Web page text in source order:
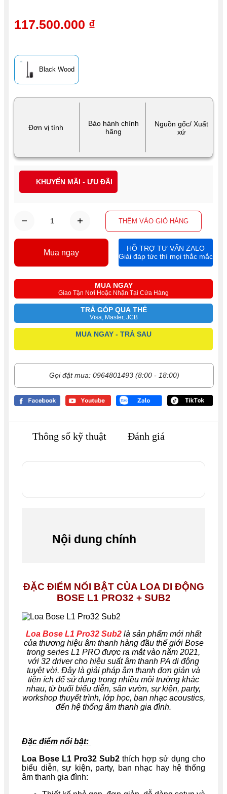
Đơn vị tính
Bảo hành chính
hãng
Nguồn gốc/ Xuất
xứ
Black Wood
THÊM VÀO GIỎ HÀNG
MUA NGAY
Giao Tận Nơi Hoặc Nhận Tại Cửa Hàng
TRẢ GÓP QUA THẺ
Visa, Master, JCB
MUA NGAY - TRẢ SAU
Gọi đặt mua: 0964801493 (8:00 - 18:00)
117.500.000 ₫
Mua ngay
HỖ TRỢ TƯ VẤN ZALO
Giải đáp tức thì mọi thắc mắc
KHUYẾN MÃI - ƯU ĐÃI
Thông số kỹ thuật Đánh giá
Nội dung chính
ĐẶC ĐIỂM NỔI BẬT CỦA LOA DI ĐỘNG
BOSE L1 PRO32 + SUB2
Loa Bose L1 Pro32 Sub2 là sản phẩm mới nhất
của thương hiệu âm thanh hàng đầu thế giới Bose
trong series L1 PRO được ra mắt vào năm 2021,
với 32 driver cho hiệu suất âm thanh PA di động
tuyệt vời. Đây là giải pháp âm thanh đơn giản và
tiện ích để sử dụng trong nhiều môi trường khác
nhau, từ buổi biểu diễn, sân vườn, sự kiện, party,
workshop thuyết trình, lớp học, ban nhạc acoustics,
đến hệ thống âm thanh gia đình.
Đặc điểm nổi bật:
Loa Bose L1 Pro32 Sub2 thích hợp sử dụng cho
biểu diễn, sự kiện, party, ban nhạc hay hệ thống
âm thanh gia đình: